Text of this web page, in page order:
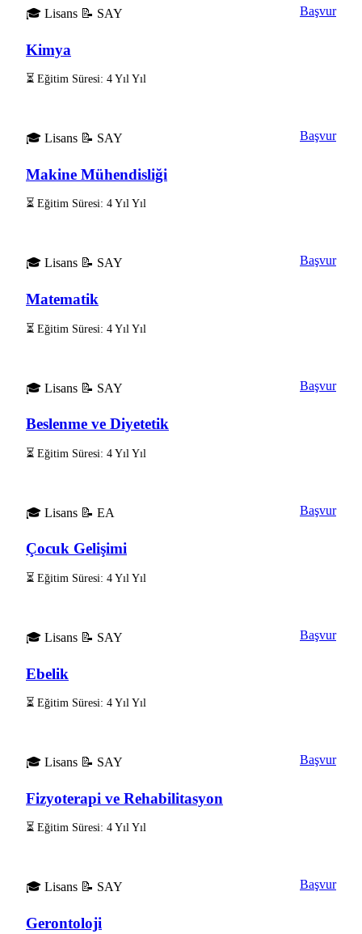
🎓 Lisans 📝 SAY
Kimya
⏳ Eğitim Süresi: 4 Yıl Yıl
Başvur
🎓 Lisans 📝 SAY
Makine Mühendisliği
⏳ Eğitim Süresi: 4 Yıl Yıl
Başvur
🎓 Lisans 📝 SAY
Matematik
⏳ Eğitim Süresi: 4 Yıl Yıl
Başvur
🎓 Lisans 📝 SAY
Beslenme ve Diyetetik
⏳ Eğitim Süresi: 4 Yıl Yıl
Başvur
🎓 Lisans 📝 EA
Çocuk Gelişimi
⏳ Eğitim Süresi: 4 Yıl Yıl
Başvur
🎓 Lisans 📝 SAY
Ebelik
⏳ Eğitim Süresi: 4 Yıl Yıl
Başvur
🎓 Lisans 📝 SAY
Fizyoterapi ve Rehabilitasyon
⏳ Eğitim Süresi: 4 Yıl Yıl
Başvur
🎓 Lisans 📝 SAY
Gerontoloji
Başvur